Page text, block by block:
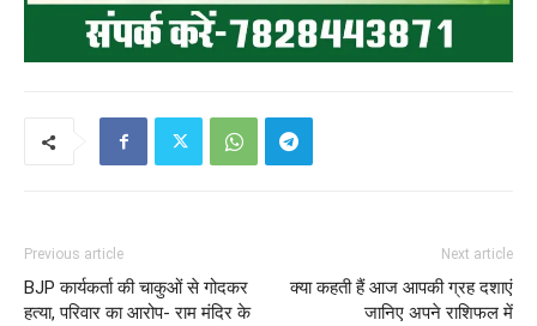
Previous article
BJP कार्यकर्ता की चाकुओं से गोदकर
हत्या, परिवार का आरोप- राम मंदिर के
Next article
क्या कहती हैं आज आपकी ग्रह दशाएं
जानिए अपने राशिफल में